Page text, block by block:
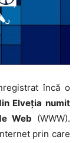
încă o
Elveţia numit
Web (WWW).
prin care